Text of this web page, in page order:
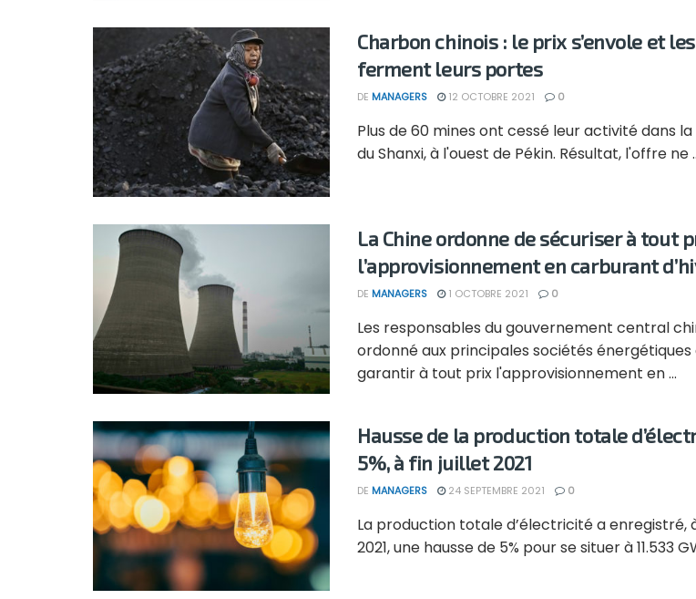
Charbon chinois : le prix s’envole et
ferment leurs portes
DE MANAGERS 12 OCTOBRE 2021 0
Plus de 60 mines ont cessé leur activité dans
du Shanxi, à l'ouest de Pékin. Résultat, l'offre ne
La Chine ordonne de sécuriser à tout
l’approvisionnement en carburant
DE MANAGERS 1 OCTOBRE 2021 0
Les responsables du gouvernement central
ordonné aux principales sociétés énergétiques
garantir à tout prix l'approvisionnement en ...
Hausse de la production totale
5%, à fin juillet 2021
DE MANAGERS 24 SEPTEMBRE 2021 0
La production totale d’électricité a enregistré,
2021, une hausse de 5% pour se situer à 11.533